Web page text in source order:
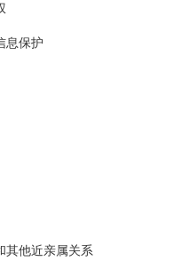
息保护
其他近亲属关系